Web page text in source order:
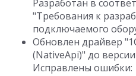
Разработан в
"Требования к
подключаемого
Обновлен драйвер
(NativeApi)" до версии
Исправлены ошибки: